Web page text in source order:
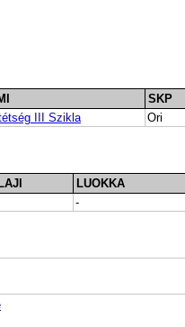
SKP
III Szikla Ori
LAJI
LUOKKA
-